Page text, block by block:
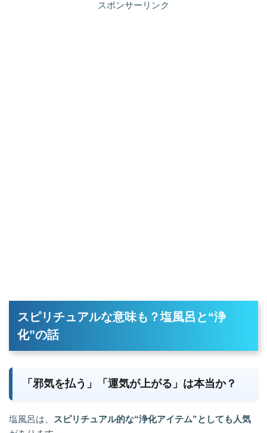
スポンサーリンク
スピリチュアルな意味も？塩風呂と“浄
化”の話
「邪気を払う」「運気が上がる」は本当か？
塩風呂は、
スピリチュアル的な“浄化アイテム”としても人気